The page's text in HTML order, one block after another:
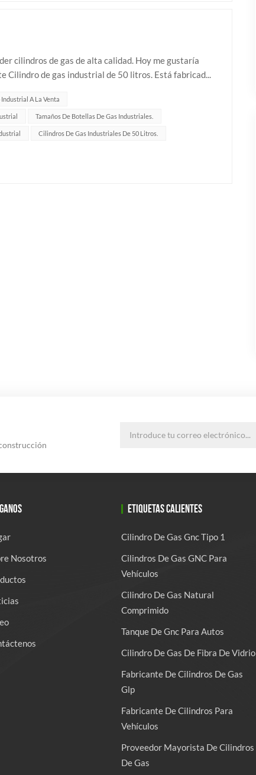
cilindros de gas de alta calidad. Hoy me gustaría
de gas industrial de 50 litros. Está fabricad...
A La Venta
Tamaños De Botellas De Gas Industriales.
Cilindros De Gas Industriales De 50 Litros.
Nosotros
ETIQUETAS CALIENTES
Cilindro De Gas Gnc Tipo 1
Cilindros De Gas GNC Para
Vehículos
Cilindro De Gas Natural
Comprimido
Tanque De Gnc Para Autos
Cilindro De Gas De Fibra De Vidrio
Fabricante De Cilindros De Gas
Glp
Fabricante De Cilindros Para
Vehículos
Proveedor Mayorista De Cilindros
De Gas